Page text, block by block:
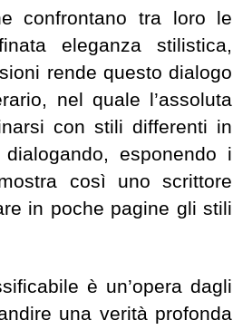
confrontano tra loro le
eleganza stilistica,
rende questo dialogo
nel quale l’assoluta
con stili differenti in
esponendo i
così uno scrittore
in poche pagine gli stili
è un’opera dagli
una verità profonda